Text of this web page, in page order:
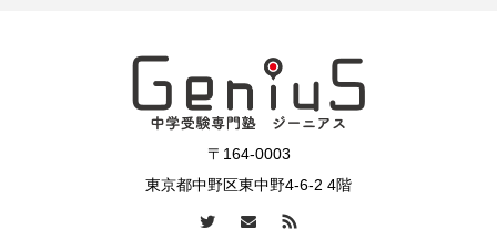
〒164-0003
東京都中野区東中野4-6-2 4階